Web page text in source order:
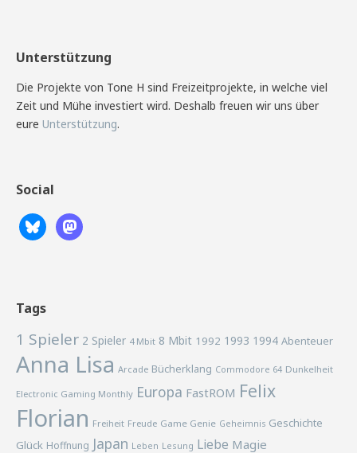
Unterstützung
Die Projekte von Tone H sind Freizeitprojekte, in welche viel
Zeit und Mühe investiert wird. Deshalb freuen wir uns über
eure Unterstützung.
Social
Tags
1 Spieler 2 Spieler 4 Mbit 8 Mbit 1992 1993 1994 Abenteuer
Anna Lisa Arcade Bücherklang Commodore 64 Dunkelheit
Electronic Gaming Monthly Europa FastROM Felix
Florian Freiheit Freude Game Genie Geheimnis Geschichte
Glück Hoffnung Japan Leben Lesung Liebe Magie